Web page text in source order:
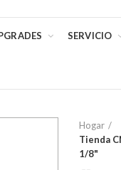
SERVICIO
Hogar
Tienda
1/8"